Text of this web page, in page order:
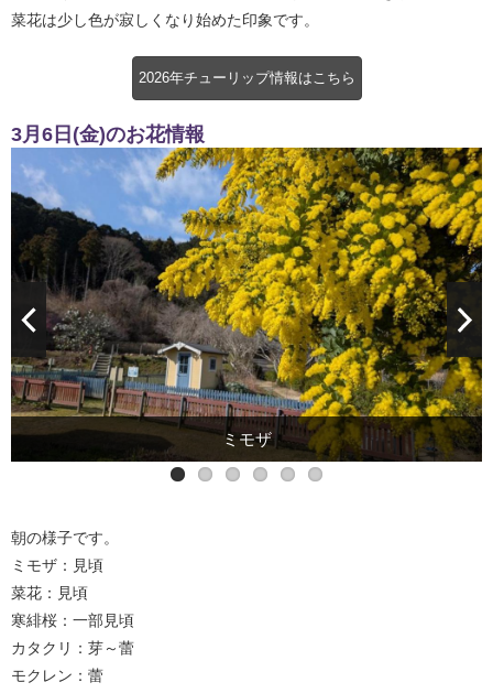
菜花は少し色が寂しくなり始めた印象です。
2026年チューリップ情報はこちら
3月6日(金)のお花情報
ミモザ
菜花
寒緋桜
カタクリ
モクレン
チューリップ
朝の様子です。
ミモザ：見頃
菜花：見頃
寒緋桜：一部見頃
カタクリ：芽～蕾
モクレン：蕾